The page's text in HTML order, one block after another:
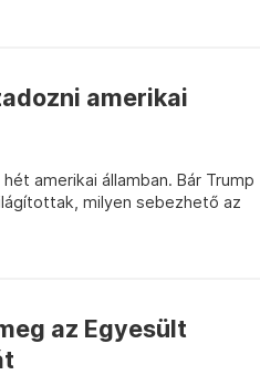
amerikai
amerikai államban. Bár Trump
milyen sebezhető az
az Egyesült